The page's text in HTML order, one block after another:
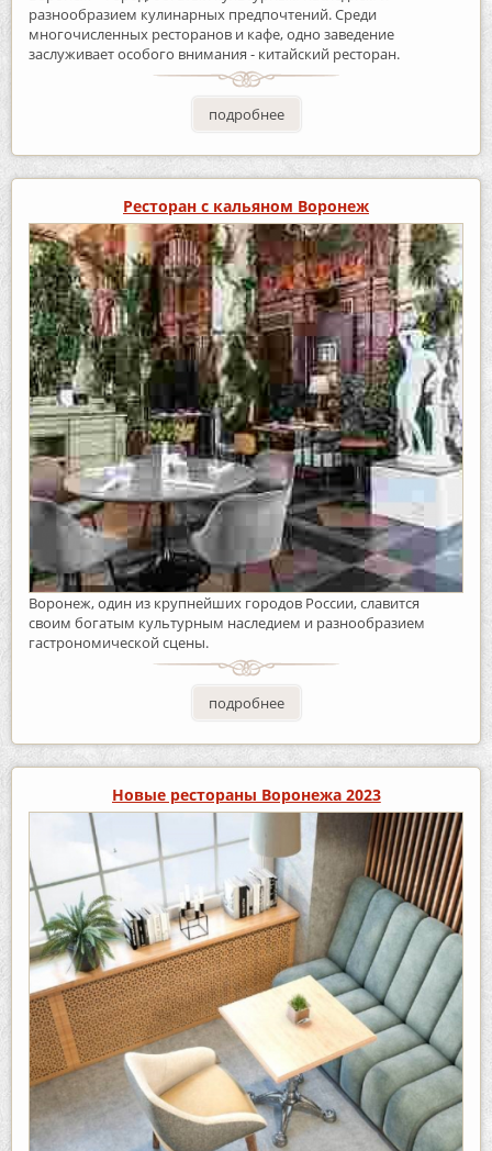
разнообразием кулинарных предпочтений. Среди
многочисленных ресторанов и кафе, одно заведение
заслуживает особого внимания - китайский ресторан.
подробнее
Ресторан с кальяном Воронеж
Воронеж, один из крупнейших городов России, славится
своим богатым культурным наследием и разнообразием
гастрономической сцены.
подробнее
Новые рестораны Воронежа 2023